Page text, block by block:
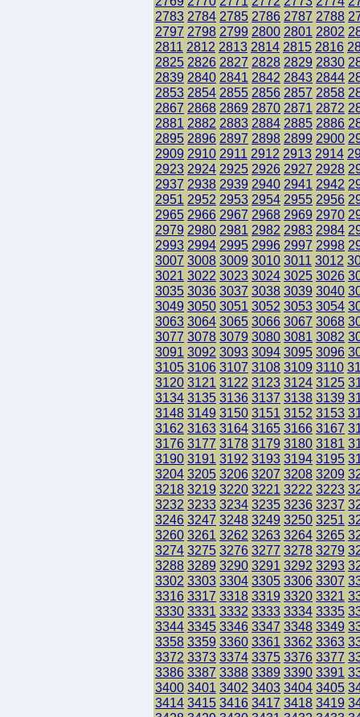
2783 2784 2785 2786 2787 2788
2797 2798 2799 2800 2801 2802
2811 2812 2813 2814 2815 2816
2825 2826 2827 2828 2829 2830
2839 2840 2841 2842 2843 2844
2853 2854 2855 2856 2857 2858
2867 2868 2869 2870 2871 2872
2881 2882 2883 2884 2885 2886
2895 2896 2897 2898 2899 2900
2909 2910 2911 2912 2913 2914
2923 2924 2925 2926 2927 2928
2937 2938 2939 2940 2941 2942
2951 2952 2953 2954 2955 2956
2965 2966 2967 2968 2969 2970
2979 2980 2981 2982 2983 2984
2993 2994 2995 2996 2997 2998
3007 3008 3009 3010 3011 3012
3021 3022 3023 3024 3025 3026
3035 3036 3037 3038 3039 3040
3049 3050 3051 3052 3053 3054
3063 3064 3065 3066 3067 3068
3077 3078 3079 3080 3081 3082
3091 3092 3093 3094 3095 3096
3105 3106 3107 3108 3109 3110
3120 3121 3122 3123 3124 3125
3134 3135 3136 3137 3138 3139
3148 3149 3150 3151 3152 3153
3162 3163 3164 3165 3166 3167
3176 3177 3178 3179 3180 3181
3190 3191 3192 3193 3194 3195
3204 3205 3206 3207 3208 3209
3218 3219 3220 3221 3222 3223
3232 3233 3234 3235 3236 3237
3246 3247 3248 3249 3250 3251
3260 3261 3262 3263 3264 3265
3274 3275 3276 3277 3278 3279
3288 3289 3290 3291 3292 3293
3302 3303 3304 3305 3306 3307
3316 3317 3318 3319 3320 3321
3330 3331 3332 3333 3334 3335
3344 3345 3346 3347 3348 3349
3358 3359 3360 3361 3362 3363
3372 3373 3374 3375 3376 3377
3386 3387 3388 3389 3390 3391
3400 3401 3402 3403 3404 3405
3414 3415 3416 3417 3418 3419